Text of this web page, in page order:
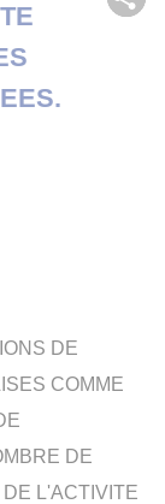
DE
COMME
DE
L'ACTIVITE